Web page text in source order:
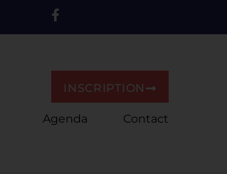
INSCRIPTION
Agenda Contact